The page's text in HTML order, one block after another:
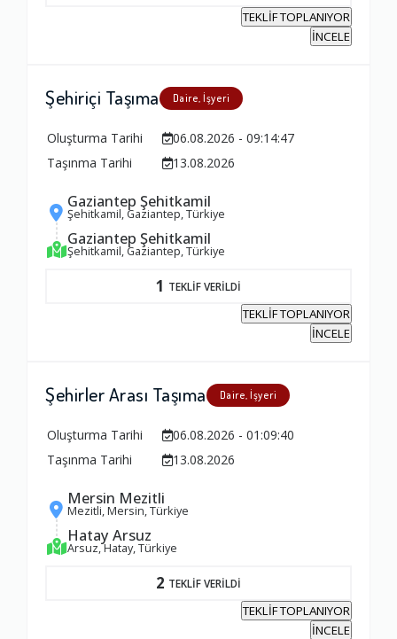
TEKLİF TOPLANIYOR
İNCELE
Şehiriçi Taşıma Daire, İşyeri
Oluşturma Tarihi
06.08.2026 - 09:14:47
Taşınma Tarihi
13.08.2026
Gaziantep Şehitkamil
Şehitkamil, Gaziantep, Türkiye
Gaziantep Şehitkamil
Şehitkamil, Gaziantep, Türkiye
1 TEKLİF VERİLDİ
TEKLİF TOPLANIYOR
İNCELE
Şehirler Arası Taşıma Daire, İşyeri
Oluşturma Tarihi
06.08.2026 - 01:09:40
Taşınma Tarihi
13.08.2026
Mersin Mezitli
Mezitli, Mersin, Türkiye
Hatay Arsuz
Arsuz, Hatay, Türkiye
2 TEKLİF VERİLDİ
TEKLİF TOPLANIYOR
İNCELE
Ambalajlama Hizmeti
Firma ile İletişim
Zamanlama